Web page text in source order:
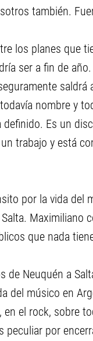
también.
los planes que
ser a fin de
saldrá
nombre y
Es un
trabajo y está
por la vida del
Maximiliano
que nada
de Neuquén a
del músico en
el rock, sobre
peculiar por